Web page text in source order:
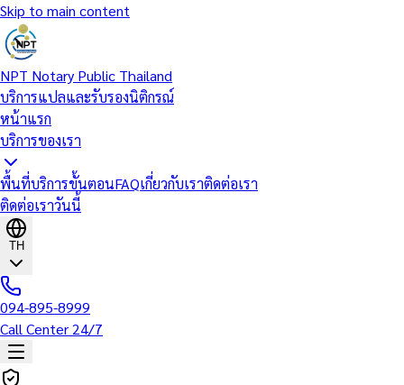
Skip to main content
NPT Notary Public Thailand
บริการแปลและรับรองนิติกรณ์
หน้าแรก
บริการของเรา
พื้นที่บริการขั้นตอนFAQเกี่ยวกับเราติดต่อเรา
ติดต่อเราวันนี้
TH
094-895-8999
Call Center 24/7